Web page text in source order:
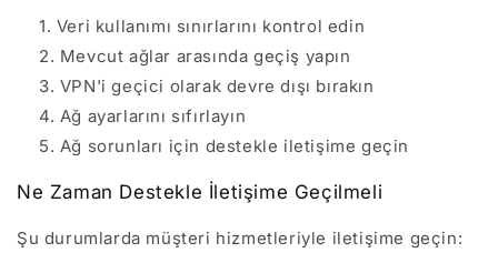
Veri kullanımı sınırlarını kontrol edin
Mevcut ağlar arasında geçiş yapın
VPN'i geçici olarak devre dışı bırakın
Ağ ayarlarını sıfırlayın
Ağ sorunları için destekle iletişime geçin
Ne Zaman Destekle İletişime Geçilmeli
Şu durumlarda müşteri hizmetleriyle iletişime geçin: